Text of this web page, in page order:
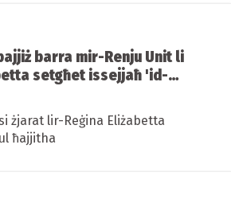
barra mir-Renju Unit li
setgħet issejjaħ 'id-
żjarat lir-Reġina Eliżabetta
ħajjitha